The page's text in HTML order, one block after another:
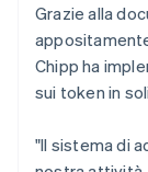
Grazie alla
Chipp ha
sui token in
"Il sistema di